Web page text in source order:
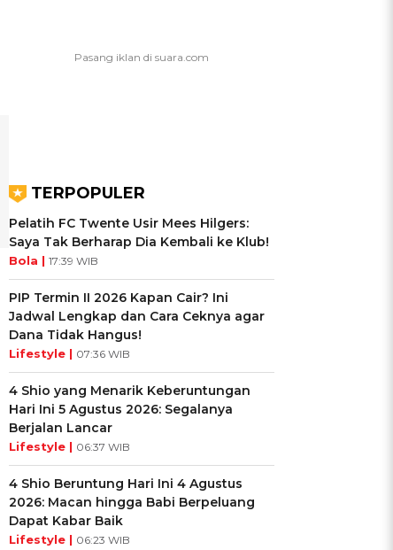
TERPOPULER
Pelatih FC Twente Usir Mees Hilgers:
Saya Tak Berharap Dia Kembali ke Klub!
Bola | 17:39 WIB
PIP Termin II 2026 Kapan Cair? Ini
Jadwal Lengkap dan Cara Ceknya agar
Dana Tidak Hangus!
Lifestyle | 07:36 WIB
4 Shio yang Menarik Keberuntungan
Hari Ini 5 Agustus 2026: Segalanya
Berjalan Lancar
Lifestyle | 06:37 WIB
4 Shio Beruntung Hari Ini 4 Agustus
2026: Macan hingga Babi Berpeluang
Dapat Kabar Baik
Lifestyle | 06:23 WIB